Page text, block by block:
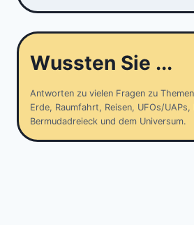
Wussten Sie ...
Antworten zu vielen Fragen zu
Erde, Raumfahrt, Reisen, UFOs/
Bermudadreieck und dem Universum.